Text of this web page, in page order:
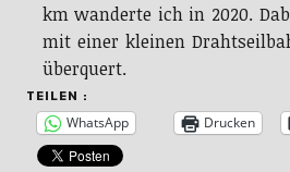
km wanderte ich in 2020.
mit einer kleinen
überquert.
TEILEN :
WhatsApp Drucken